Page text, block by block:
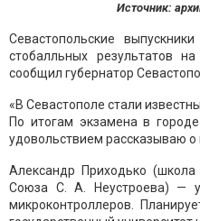
Источник:
Севастопольские
стобалльных результатов
сообщил губернатор
«В Севастополе стали
По итогам экзамена в
удовольствием рассказываю о
Александр Приходько
Союза С. А. Неустроева) —
микроконтроллеров.